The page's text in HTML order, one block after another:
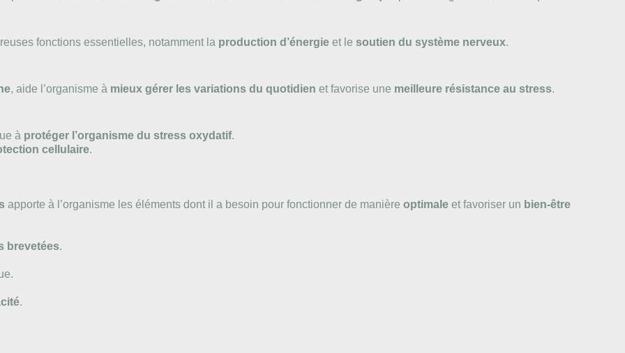
fonctions essentielles, notamment la production d’énergie et le soutien du système nerveux.
, aide l’organisme à mieux gérer les variations du quotidien et favorise une meilleure résistance au stress.
à protéger l’organisme du stress oxydatif.
cellulaire.
apporte à l’organisme les éléments dont il a besoin pour fonctionner de manière optimale et favoriser un bien-être
brevetées.
.